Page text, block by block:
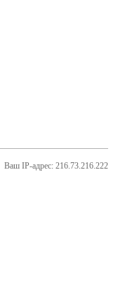
Ваш IP-адрес: 216.73.216.222